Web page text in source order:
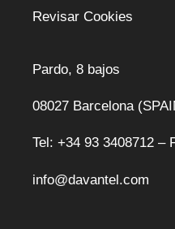
Revisar Cookies
Pardo, 8 bajos
08027 Barcelona
Tel: +34 93 3408712 –
info@davantel.com